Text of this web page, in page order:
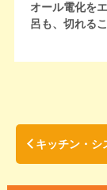
オール電化を
呂も、切れる
キッチン・シ